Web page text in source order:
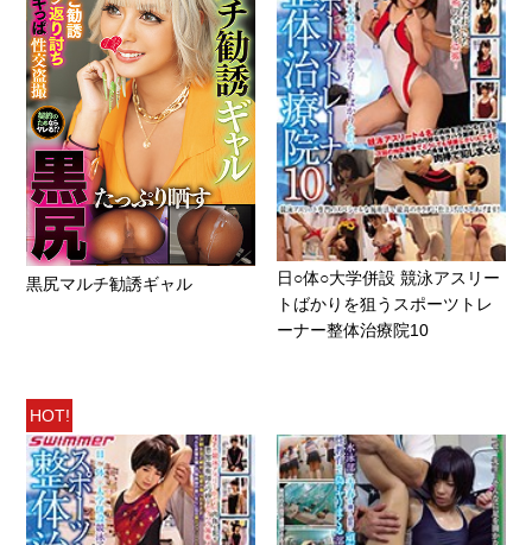
黒尻マルチ勧誘ギャル
日○体○大学併設 競泳アスリー
トばかりを狙うスポーツトレ
ーナー整体治療院10
HOT!